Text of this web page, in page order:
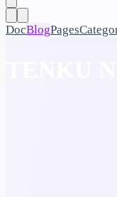
DocBlogPages